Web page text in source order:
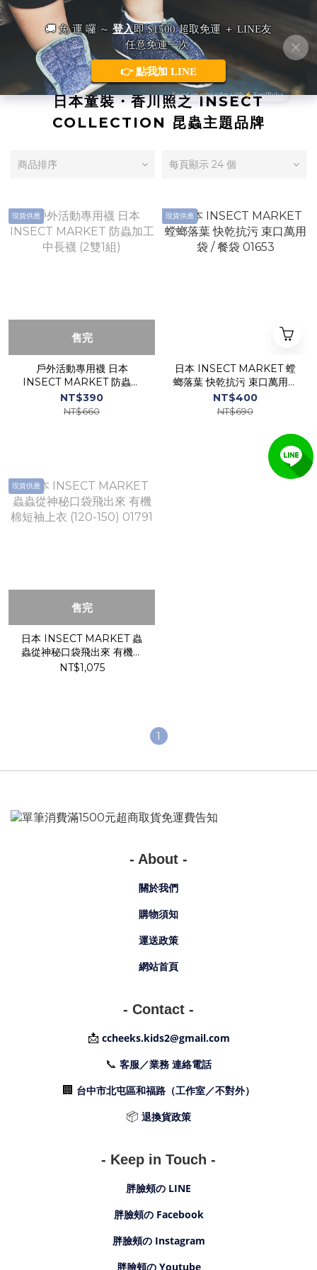
日本童裝・香川照之 INSECT
COLLECTION 昆蟲主題品牌
商品排序 每頁顯示 24 個
現貨供應
售完
戶外活動專用襪 日本
INSECT MARKET 防蟲加
工 中長襪 (2雙1組)
NT$390
NT$660
現貨供應
日本 INSECT MARKET 螳
螂落葉 快乾抗污 束口萬用袋
/ 餐袋 01653
NT$400
NT$690
現貨供應
售完
日本 INSECT MARKET 蟲
蟲從神秘口袋飛出來 有機棉
短袖上衣 (120-150) 01791
NT$1,075
1
- About -
關於我們
購物須知
運送政策
網站首頁
- Contact -
📩 ccheeks.kids2@gmail.com
📞 客服／業務 連絡電話
🏢 台中市北屯區和福路（工作室／不對外）
📦 退換貨政策
- Keep in Touch -
胖臉頰の LINE
胖臉頰の Facebook
胖臉頰の Instagram
胖臉頰の Youtube